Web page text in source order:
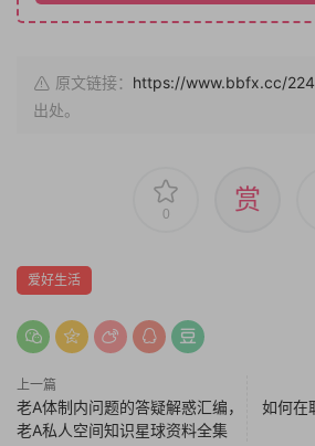
原文链接： https://www.bbfx.cc/
出处。
0 赏
爱好生活
上一篇
老A体制内问题的答疑解惑汇编，
老A私人空间知识星球资料全集
如何在